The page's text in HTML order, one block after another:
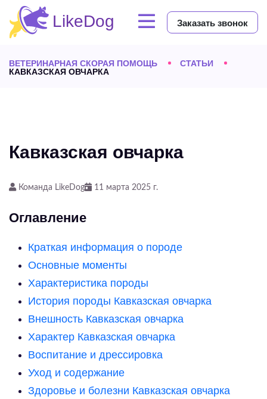
Заказать звонок
ВЕТЕРИНАРНАЯ СКОРАЯ ПОМОЩЬ
СТАТЬИ
КАВКАЗСКАЯ ОВЧАРКА
Кавказская овчарка
Команда LikeDog 11 марта 2025 г.
Оглавление
Краткая информация о породе
Основные моменты
Характеристика породы
История породы Кавказская овчарка
Внешность Кавказская овчарка
Характер Кавказская овчарка
Воспитание и дрессировка
Уход и содержание
Здоровье и болезни Кавказская овчарка